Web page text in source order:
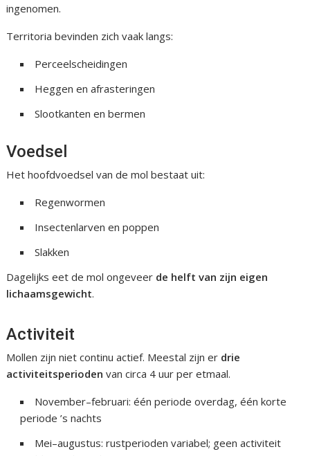
ingenomen.
Territoria bevinden zich vaak langs:
Perceelscheidingen
Heggen en afrasteringen
Slootkanten en bermen
Voedsel
Het hoofdvoedsel van de mol bestaat uit:
Regenwormen
Insectenlarven en poppen
Slakken
Dagelijks eet de mol ongeveer de helft van zijn eigen
lichaamsgewicht.
Activiteit
Mollen zijn niet continu actief. Meestal zijn er drie
activiteitsperioden van circa 4 uur per etmaal.
November–februari: één periode overdag, één korte
periode ’s nachts
Mei–augustus: rustperioden variabel; geen activiteit